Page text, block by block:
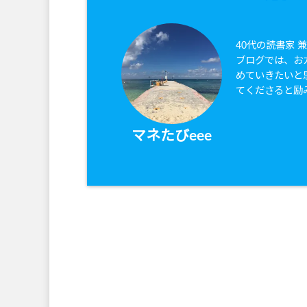
マネたびeee
40代の読書家
ブログでは、お
めていきたいと
てくださると励